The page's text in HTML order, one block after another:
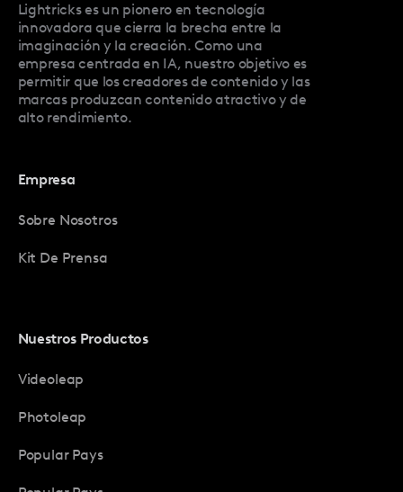
Lightricks es un pionero en tecnología
innovadora que cierra la brecha entre la
imaginación y la creación. Como una
empresa centrada en IA, nuestro objetivo es
permitir que los creadores de contenido y las
marcas produzcan contenido atractivo y de
alto rendimiento.
Empresa
Sobre Nosotros
Kit De Prensa
Nuestros Productos
Videoleap
Photoleap
Popular Pays